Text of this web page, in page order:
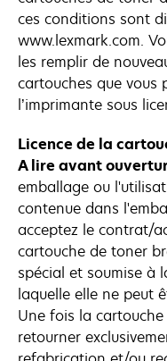
ces conditions sont
www.lexmark.com.
les remplir de
cartouches que vous
l’imprimante sous
Licence de la
A lire avant
emballage ou
contenue dans
acceptez le contrat/
cartouche de toner
spécial et soumise à
laquelle elle ne peut
Une fois la
retourner